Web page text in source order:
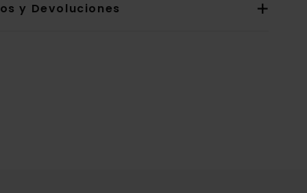
y Devoluciones